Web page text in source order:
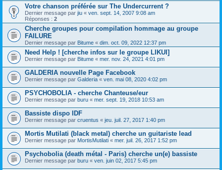
Votre chanson préférée sur The Undercurrent ?
Dernier message par jiu « ven. sept. 14, 2007 9:08 am
Réponses : 2
Cherche groupes pour compilation hommage au groupe
FAILURE
Dernier message par Bitume « dim. oct. 09, 2022 12:37 pm
Need Help ! [cherche infos sur le groupe LIKUI]
Dernier message par Bitume « mer. nov. 24, 2021 4:01 pm
GALDERIA nouvelle Page Facebook
Dernier message par Galderia « ven. mai 08, 2020 4:02 pm
PSYCHOBOLIA - cherche Chanteuse/eur
Dernier message par buru « mer. sept. 19, 2018 10:53 am
Bassiste dispo IDF
Dernier message par cruentus « jeu. juil. 27, 2017 1:40 pm
Mortis Mutilati (black metal) cherche un guitariste lead
Dernier message par MortisMutilati « mer. juil. 26, 2017 1:52 pm
Psychobolia (death métal - Paris) cherche un(e) bassiste
Dernier message par buru « ven. juin 02, 2017 5:45 pm